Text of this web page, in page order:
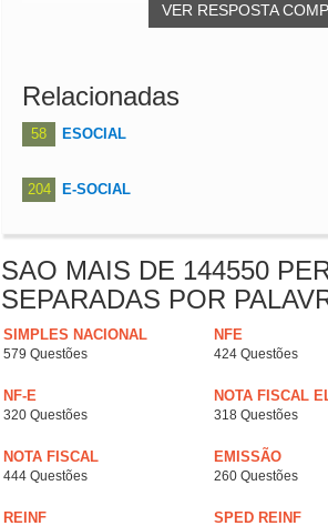
VER RESPOSTA
Relacionadas
58 ESOCIAL
204 E-SOCIAL
SAO MAIS DE 144550
SEPARADAS POR
SIMPLES NACIONAL
579 Questões
NFE
424 Questões
NF-E
320 Questões
NOTA FISCAL
318 Questões
NOTA FISCAL
444 Questões
EMISSÃO
260 Questões
REINF SPED REINF